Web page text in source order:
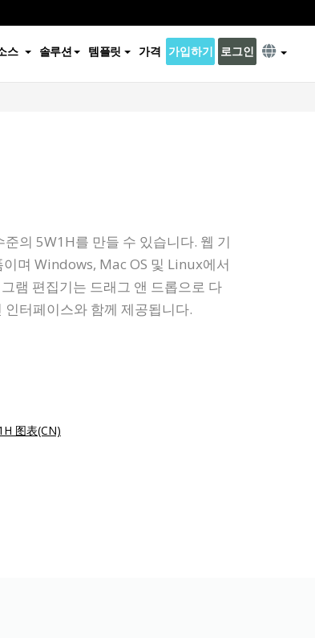
스 솔루션 템플릿 가격 가입하기 로그인
의 5W1H를 만들 수 있습니다. 웹 기
며 Windows, Mac OS 및 Linux에서
램 편집기는 드래그 앤 드롭으로 다
터페이스와 함께 제공됩니다.
图表(CN)